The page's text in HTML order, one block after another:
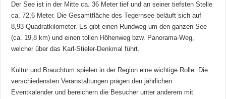
Der See ist in der Mitte ca. 36 Meter tief und an seiner tiefsten Stelle
ca. 72,6 Meter. Die Gesamtfläche des Tegernsee beläuft sich auf
8,93 Quadratkilometer. Es gibt einen Rundweg um den ganzen See
(ca. 19,8 km) und einen tollen Höhenweg bzw. Panorama-Weg,
welcher über das Karl-Stieler-Denkmal führt.
Kultur und Brauchtum spielen in der Region eine wichtige Rolle. Die
verschiedensten Veranstaltungen prägen den jährlichen
Eventkalender und bereichern die Besucher unter anderem mit